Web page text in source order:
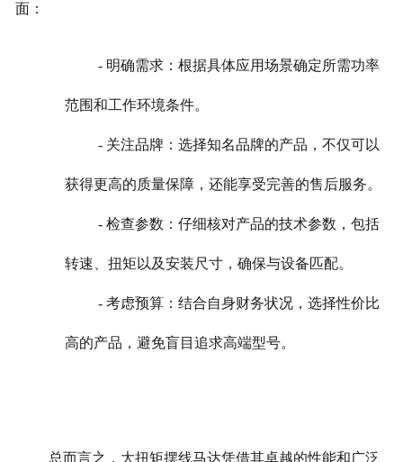
面：
- 明确需求：根据具体应用场景确定所需功率
范围和工作环境条件。
- 关注品牌：选择知名品牌的产品，不仅可以
获得更高的质量保障，还能享受完善的售后服务。
- 检查参数：仔细核对产品的技术参数，包括
转速、扭矩以及安装尺寸，确保与设备匹配。
- 考虑预算：结合自身财务状况，选择性价比
高的产品，避免盲目追求高端型号。
总而言之，大扭矩摆线马达凭借其卓越的性能和广泛